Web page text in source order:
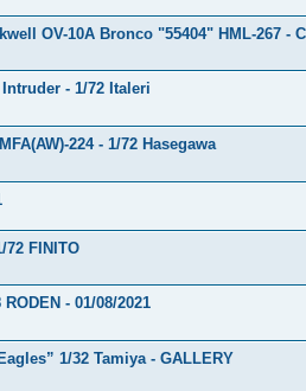
OV-10A Bronco "55404" HML-267 -
- 1/72 Italeri
224 - 1/72 Hasegawa
FINITO
- 01/08/2021
1/32 Tamiya - GALLERY